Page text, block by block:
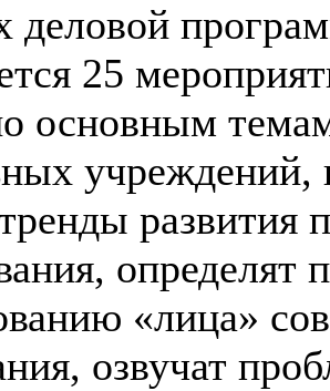
деловой
25
основным
определят
«лица»
озвучат